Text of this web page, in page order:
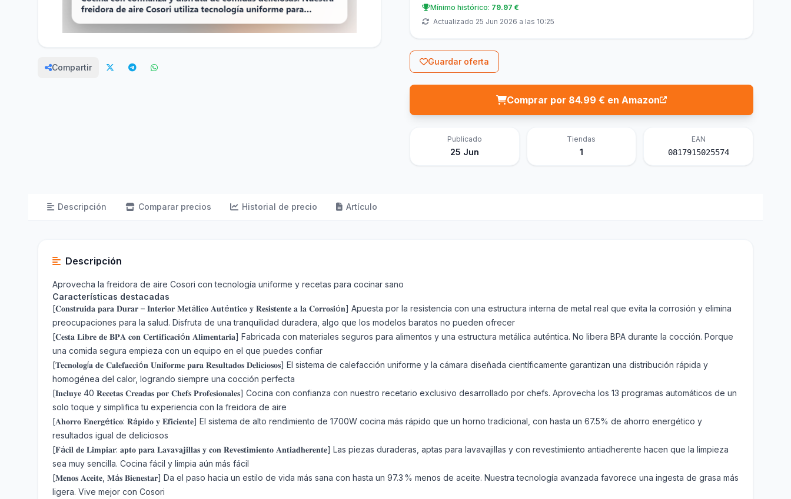
Compartir
Mínimo histórico: 79.97 €
Actualizado 25 Jun 2026 a las 10:25
Guardar oferta
Comprar por 84.99 € en Amazon
Publicado
25 Jun
Tiendas
1
EAN
0817915025574
Descripción Comparar precios Historial de precio Artículo
Descripción
Aprovecha la freidora de aire Cosori con tecnología uniforme y recetas para cocinar sano
Características destacadas
[𝐂𝐨𝐧𝐬𝐭𝐫𝐮𝐢𝐝𝐚 𝐩𝐚𝐫𝐚 𝐃𝐮𝐫𝐚𝐫 – 𝐈𝐧𝐭𝐞𝐫𝐢𝐨𝐫 𝐌𝐞𝐭á𝐥𝐢𝐜𝐨 𝐀𝐮𝐭é𝐧𝐭𝐢𝐜𝐨 𝐲 𝐑𝐞𝐬𝐢𝐬𝐭𝐞𝐧𝐭𝐞 𝐚 𝐥𝐚 𝐂𝐨𝐫𝐫𝐨𝐬𝐢ó𝐧] Apuesta por la resistencia con una estructura interna de metal real que evita la corrosión y elimina
preocupaciones para la salud. Disfruta de una tranquilidad duradera, algo que los modelos baratos no pueden ofrecer
[𝐂𝐞𝐬𝐭𝐚 𝐋𝐢𝐛𝐫𝐞 𝐝𝐞 𝐁𝐏𝐀 𝐜𝐨𝐧 𝐂𝐞𝐫𝐭𝐢𝐟𝐢𝐜𝐚𝐜𝐢ó𝐧 𝐀𝐥𝐢𝐦𝐞𝐧𝐭𝐚𝐫𝐢𝐚] Fabricada con materiales seguros para alimentos y una estructura metálica auténtica. No libera BPA durante la cocción. Porque
una comida segura empieza con un equipo en el que puedes confiar
[𝐓𝐞𝐜𝐧𝐨𝐥𝐨𝐠í𝐚 𝐝𝐞 𝐂𝐚𝐥𝐞𝐟𝐚𝐜𝐜𝐢ó𝐧 𝐔𝐧𝐢𝐟𝐨𝐫𝐦𝐞 𝐩𝐚𝐫𝐚 𝐑𝐞𝐬𝐮𝐥𝐭𝐚𝐝𝐨𝐬 𝐃𝐞𝐥𝐢𝐜𝐢𝐨𝐬𝐨𝐬] El sistema de calefacción uniforme y la cámara diseñada científicamente garantizan una distribución rápida y
homogénea del calor, logrando siempre una cocción perfecta
[𝐈𝐧𝐜𝐥𝐮𝐲𝐞 40 𝐑𝐞𝐜𝐞𝐭𝐚𝐬 𝐂𝐫𝐞𝐚𝐝𝐚𝐬 𝐩𝐨𝐫 𝐂𝐡𝐞𝐟𝐬 𝐏𝐫𝐨𝐟𝐞𝐬𝐢𝐨𝐧𝐚𝐥𝐞𝐬] Cocina con confianza con nuestro recetario exclusivo desarrollado por chefs. Aprovecha los 13 programas automáticos de un
solo toque y simplifica tu experiencia con la freidora de aire
[𝐀𝐡𝐨𝐫𝐫𝐨 𝐄𝐧𝐞𝐫𝐠é𝐭𝐢𝐜𝐨: 𝐑á𝐩𝐢𝐝𝐨 𝐲 𝐄𝐟𝐢𝐜𝐢𝐞𝐧𝐭𝐞] El sistema de alto rendimiento de 1700W cocina más rápido que un horno tradicional, con hasta un 67.5% de ahorro energético y
resultados igual de deliciosos
[𝐅á𝐜𝐢𝐥 𝐝𝐞 𝐋𝐢𝐦𝐩𝐢𝐚𝐫: 𝐚𝐩𝐭𝐨 𝐩𝐚𝐫𝐚 𝐋𝐚𝐯𝐚𝐯𝐚𝐣𝐢𝐥𝐥𝐚𝐬 𝐲 𝐜𝐨𝐧 𝐑𝐞𝐯𝐞𝐬𝐭𝐢𝐦𝐢𝐞𝐧𝐭𝐨 𝐀𝐧𝐭𝐢𝐚𝐝𝐡𝐞𝐫𝐞𝐧𝐭𝐞] Las piezas duraderas, aptas para lavavajillas y con revestimiento antiadherente hacen que la limpieza
sea muy sencilla. Cocina fácil y limpia aún más fácil
[𝐌𝐞𝐧𝐨𝐬 𝐀𝐜𝐞𝐢𝐭𝐞, 𝐌á𝐬 𝐁𝐢𝐞𝐧𝐞𝐬𝐭𝐚𝐫] Da el paso hacia un estilo de vida más sana con hasta un 97.3 % menos de aceite. Nuestra tecnología avanzada favorece una ingesta de grasa más
ligera. Vive mejor con Cosori